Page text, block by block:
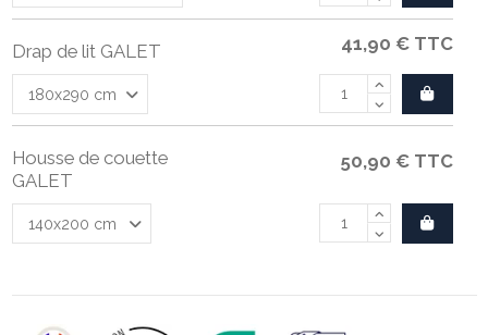
Drap de lit GALET 41,90 € TTC
Housse de couette
GALET
50,90 € TTC